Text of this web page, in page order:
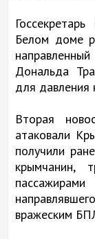
Белом доме
Дональда
для давления
Вторая
атаковали
получили
крымчанин,
вражеским